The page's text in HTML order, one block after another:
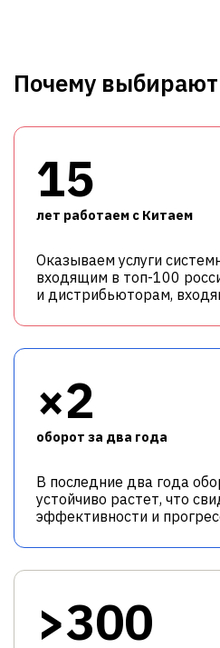
Почему выбирают
15
лет работаем с Китаем
Оказываем услуги
входящим в топ-100
и дистрибьюторам,
×2
оборот за два года
В последние два года
устойчиво растет, что
эффективности и
>300